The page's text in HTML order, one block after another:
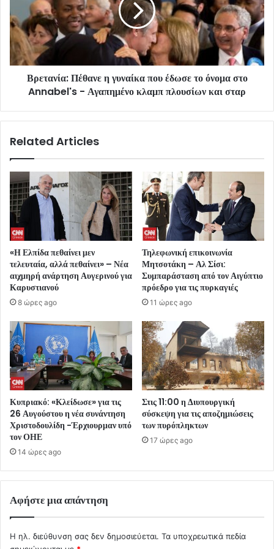
Βρετανία: Πέθανε η γυναίκα που έδωσε το όνομα στο
Annabel's - Αγαπημένο κλαμπ πλουσίων και σταρ
Related Articles
«Η Ελπίδα πεθαίνει μεν
τελευταία, αλλά πεθαίνει» – Νέα
αιχμηρή ανάρτηση Αυγερινού για
Καρυστιανού
8 ώρες ago
Τηλεφωνική επικοινωνία
Μητσοτάκη – Αλ Σίσι:
Συμπαράσταση από τον Αιγύπτιο
πρόεδρο για τις πυρκαγιές
11 ώρες ago
Κυπριακό: «Κλείδωσε» για τις
26 Αυγούστου η νέα συνάντηση
Χριστοδουλίδη -Έρχιουρμαν υπό
τον ΟΗΕ
14 ώρες ago
Στις 11:00 η Διυπουργική
σύσκεψη για τις αποζημιώσεις
των πυρόπληκτων
17 ώρες ago
Αφήστε μια απάντηση
Η ηλ. διεύθυνση σας δεν δημοσιεύεται. Τα υποχρεωτικά πεδία